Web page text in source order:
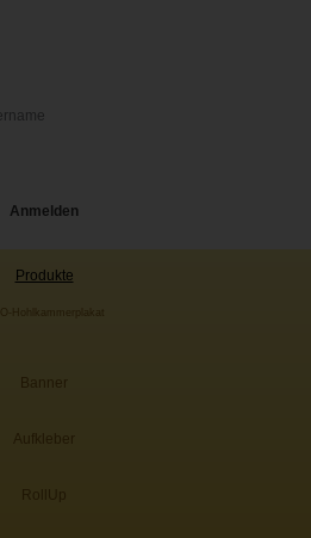
Produkte
Banner
Aufkleber